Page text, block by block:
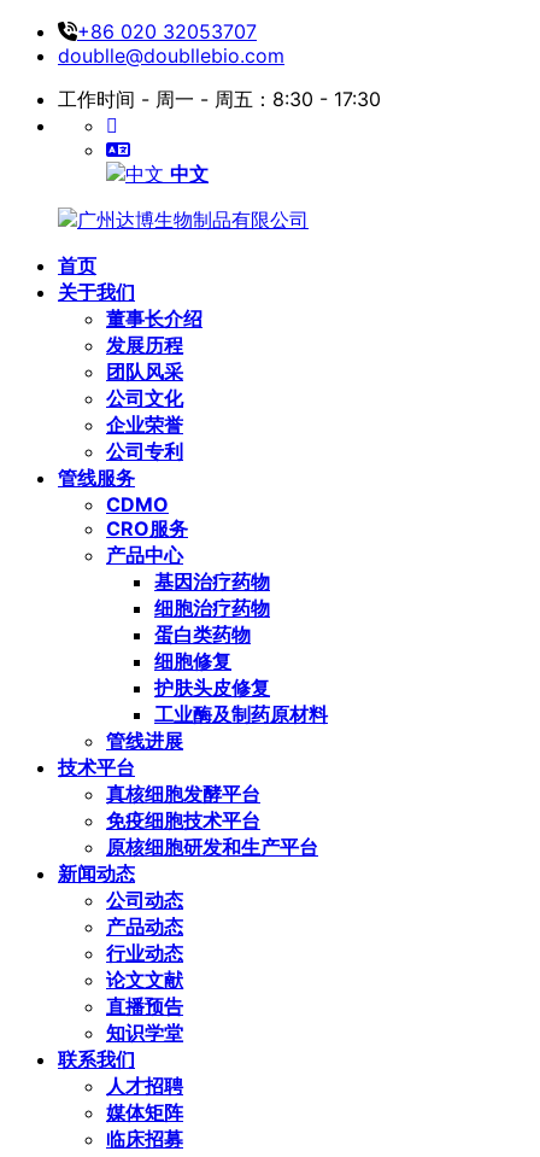
+86 020 32053707
doublle@doubllebio.com
工作时间 - 周一 - 周五：8:30 - 17:30
中文
首页
关于我们
董事长介绍
发展历程
团队风采
公司文化
企业荣誉
公司专利
管线服务
CDMO
CRO服务
产品中心
基因治疗药物
细胞治疗药物
蛋白类药物
细胞修复
护肤头皮修复
工业酶及制药原材料
管线进展
技术平台
真核细胞发酵平台
免疫细胞技术平台
原核细胞研发和生产平台
新闻动态
公司动态
产品动态
行业动态
论文文献
直播预告
知识学堂
联系我们
人才招聘
媒体矩阵
临床招募